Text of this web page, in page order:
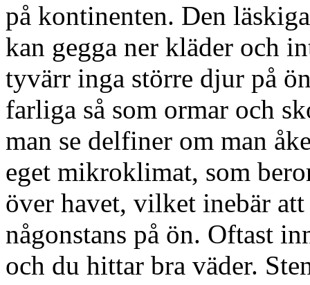
på kontinenten. Den
kan gegga ner kläder och
tyvärr inga större djur på
farliga så som ormar och
man se delfiner om man
eget mikroklimat, som
över havet, vilket inebär
någonstans på ön. Oftast
och du hittar bra väder.